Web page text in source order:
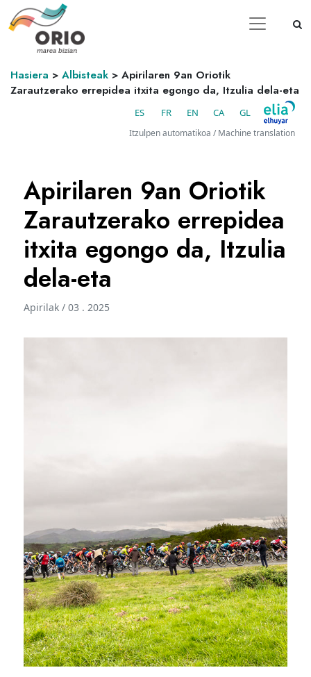
Hasiera > Albisteak > Apirilaren 9an Oriotik
Zarautzerako errepidea itxita egongo da, Itzulia dela-eta
ES FR EN CA GL
Itzulpen automatikoa / Machine translation
Apirilaren 9an Oriotik
Zarautzerako errepidea
itxita egongo da, Itzulia
dela-eta
Apirilak / 03 . 2025